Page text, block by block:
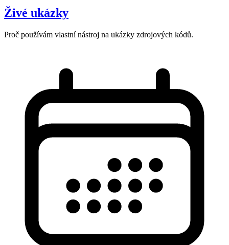
Živé ukázky
Proč používám vlastní nástroj na ukázky zdrojových kódů.